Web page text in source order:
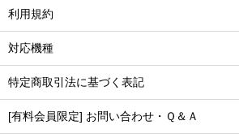
利用規約
対応機種
特定商取引法に基づく表記
[有料会員限定] お問い合わせ・Ｑ＆Ａ